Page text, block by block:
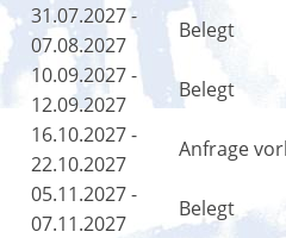
31.07.2027 -
07.08.2027
Belegt
10.09.2027 -
12.09.2027
Belegt
16.10.2027 -
22.10.2027
Anfrage
05.11.2027 -
07.11.2027
Belegt